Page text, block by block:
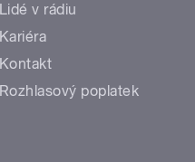
Lidé v rádiu
Kariéra
Kontakt
Rozhlasový poplatek